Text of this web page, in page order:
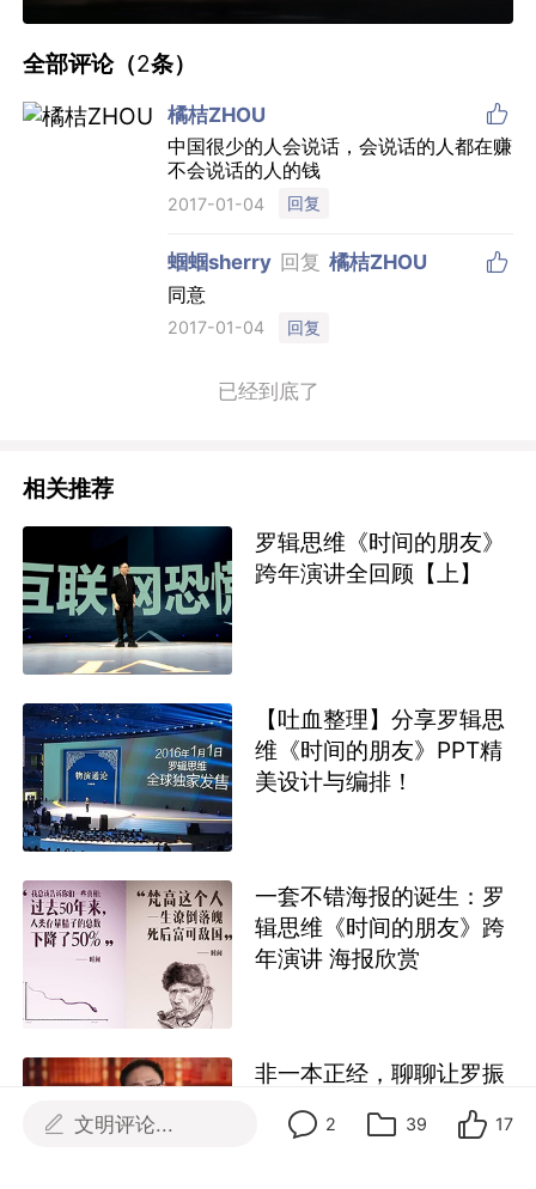
全部评论（2条）
橘桔ZHOU 
中国很少的人会说话，会说话的人都在赚
不会说话的人的钱
2017-01-04 回复
蝈蝈sherry 回复 橘桔ZHOU 
同意
2017-01-04 回复
已经到底了
相关推荐
罗辑思维《时间的朋友》
跨年演讲全回顾【上】
【吐血整理】分享罗辑思
维《时间的朋友》PPT精
美设计与编排！
一套不错海报的诞生：罗
辑思维《时间的朋友》跨
年演讲 海报欣赏
非一本正经，聊聊让罗振
宇“喝西北风”的理论基础
文明评论... 2 39 17